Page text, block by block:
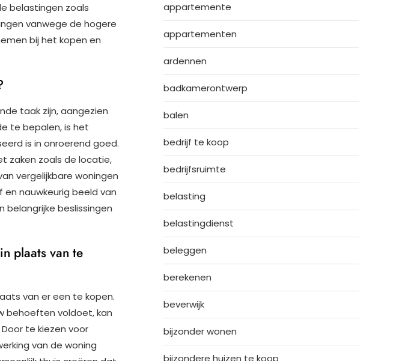
belastingen zoals
vanwege de hogere
bij het kopen en
taak zijn, aangezien
te bepalen, is het
is in onroerend goed.
zaken zoals de locatie,
vergelijkbare woningen
nauwkeurig beeld van
belangrijke beslissingen
plaats van te
van er een te kopen.
behoeften voldoet, kan
te kiezen voor
van de woning
appartemente
appartementen
ardennen
badkamerontwerp
balen
bedrijf te koop
bedrijfsruimte
belasting
belastingdienst
beleggen
berekenen
beverwijk
bijzonder wonen
bijzondere huizen te koop